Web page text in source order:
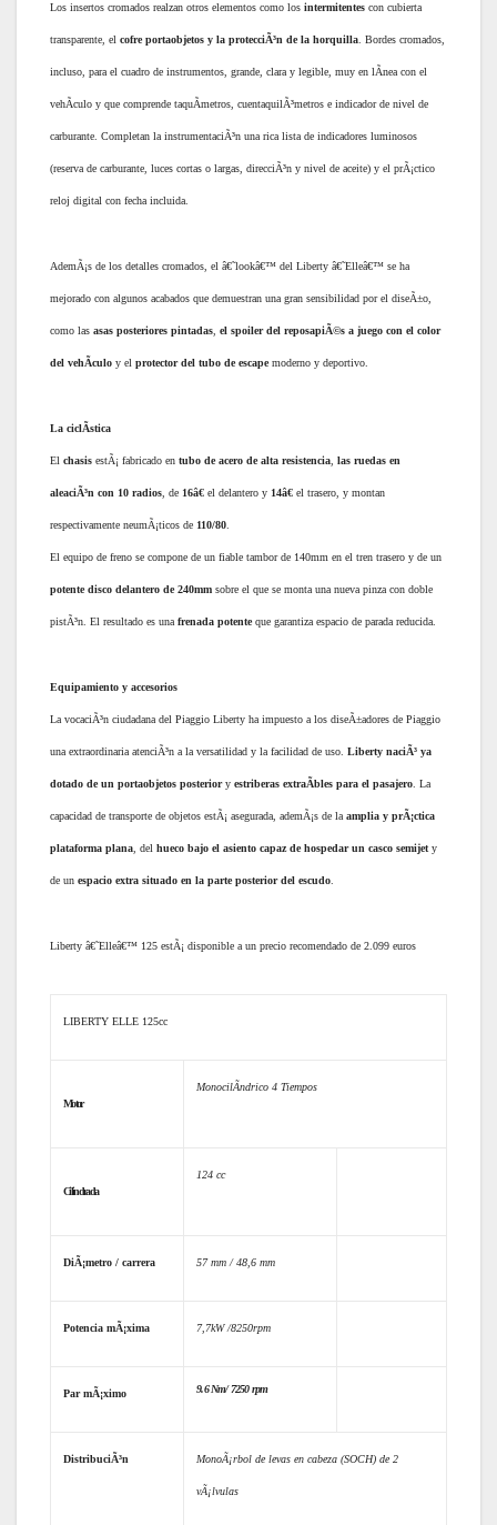
Los insertos cromados realzan otros elementos como los intermitentes con cubierta
transparente, el cofre portaobjetos y la protecciÃ³n de la horquilla . Bordes cromados,
incluso, para el cuadro de instrumentos, grande, clara y legible, muy en lÃ­nea con el
vehÃ­culo y que comprende taquÃ­metros, cuentaquilÃ³metros e indicador de nivel de
carburante. Completan la instrumentaciÃ³n una rica lista de indicadores luminosos
(reserva de carburante, luces cortas o largas, direcciÃ³n y nivel de aceite) y el prÃ¡ctico
reloj digital con fecha incluida.
AdemÃ¡s de los detalles cromados, el â€˜lookâ€™ del Liberty â€˜Elleâ€™ se ha
mejorado con algunos acabados que demuestran una gran sensibilidad por el diseÃ±o,
como las asas posteriores pintadas el spoiler del reposapiÃ©s a juego con el color
del vehÃ­culo y el protector del tubo de escapemoderno y deportivo.
La ciclÃ­stica
El chasis estÃ¡ fabricado en tubo de acero de alta resistencia las ruedas en
aleaciÃ³n con 10 radios , de 16â€ el delantero y 14â€ el trasero, y montan
respectivamente neumÃ¡ticos de 110/80
El equipo de freno se compone de un fiable tambor de 140mm en el tren trasero y de un
potente disco delantero de 240mm sobre el que se monta una nueva pinza con doble
pistÃ³n. El resultado es una frenada potenteque garantiza espacio de parada reducida.
Equipamiento y accesorios
La vocaciÃ³n ciudadana del Piaggio Liberty ha impuesto a los diseÃ±adores de Piaggio
una extraordinaria atenciÃ³n a la versatilidad y la facilidad de uso. Liberty naciÃ³ ya
dotado de un portaobjetos posteriory estriberas extraÃ­bles para el pasajero . La
capacidad de transporte de objetos estÃ¡ asegurada, ademÃ¡s de la amplia y prÃ¡ctica
plataforma plana , del hueco bajo el asiento capaz de hospedar un casco semijet y
de un espacio extra situado en la parte posterior del escudo
Liberty â€˜Elleâ€™ 125 estÃ¡ disponible a un precio recomendado de 2.099 euros
LIBERTY ELLE 125cc
Motor
MonocilÃ­ndrico 4 Tiempos
Cilindrada
124 cc
DiÃ¡metro / carrera 57 mm / 48,6 mm
Potencia mÃ¡xima 7,7kW /8250rpm
Par mÃ¡ximo 9.6 Nm/ 7250 rpm
DistribuciÃ³n MonoÃ¡rbol de levas en cabeza (SOCH) de 2
vÃ¡lvulas